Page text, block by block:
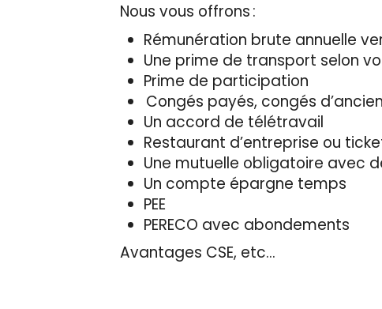
Nous vous offrons :
Rémunération brute annuelle
Une prime de transport selon
Prime de participation
Congés payés, congés
Un accord de télétravail
Restaurant d’entreprise ou
Une mutuelle obligatoire avec
Un compte épargne temps
PEE
PERECO avec abondements
Avantages CSE, etc…